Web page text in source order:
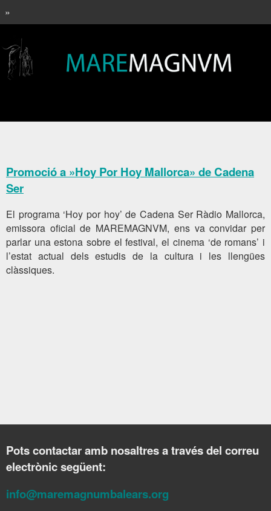
»
Promoció a »Hoy Por Hoy Mallorca» de Cadena
Ser
El programa ‘Hoy por hoy’ de Cadena Ser Ràdio Mallorca,
emissora oficial de MAREMAGNVM, ens va convidar per
parlar una estona sobre el festival, el cinema ‘de romans’ i
l’estat actual dels estudis de la cultura i les llengües
clàssiques.
Pots contactar amb nosaltres a través del correu
electrònic següent:
info@maremagnumbalears.org